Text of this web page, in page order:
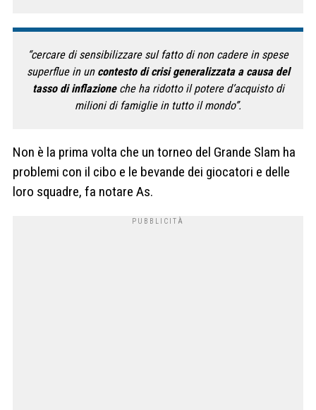
“cercare di sensibilizzare sul fatto di non cadere in spese
superflue in un contesto di crisi generalizzata a causa del
tasso di inflazioneche ha ridotto il potere d’acquisto di
milioni di famiglie in tutto il mondo”.
Non è la prima volta che un torneo del Grande Slam ha
problemi con il cibo e le bevande dei giocatori e delle
loro squadre, fa notare As.